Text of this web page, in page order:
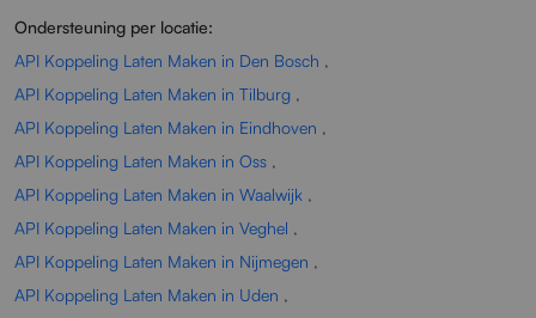
Ondersteuning per locatie:
API Koppeling Laten Maken in Den Bosch ,
API Koppeling Laten Maken in Tilburg ,
API Koppeling Laten Maken in Eindhoven ,
API Koppeling Laten Maken in Oss ,
API Koppeling Laten Maken in Waalwijk ,
API Koppeling Laten Maken in Veghel ,
API Koppeling Laten Maken in Nijmegen ,
API Koppeling Laten Maken in Uden ,